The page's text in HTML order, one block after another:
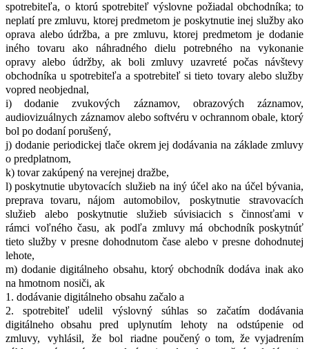
spotrebiteľa, o ktorú spotrebiteľ výslovne požiadal obchodníka; to
neplatí pre zmluvu, ktorej predmetom je poskytnutie inej služby ako
oprava alebo údržba, a pre zmluvu, ktorej predmetom je dodanie
iného
tovaru ako náhradného dielu potrebného na
vykonanie
opravy alebo údržby, ak boli zmluvy uzavreté počas návštevy
obchodníka u spotrebiteľa a spotrebiteľ si tieto tovary alebo služby
vopred neobjednal,
i) dodanie
zvukových záznamov, obrazových
záznamov,
audiovizuálnych záznamov alebo softvéru v ochrannom obale, ktorý
bol po dodaní porušený,
j) dodanie periodickej tlače okrem jej dodávania na základe zmluvy
o predplatnom,
k) tovar zakúpený na verejnej dražbe,
l) poskytnutie ubytovacích služieb na iný účel ako na účel bývania,
preprava
tovaru, nájom automobilov, poskytnutie
stravovacích
služieb
alebo poskytnutie služieb súvisiacich s činnosťami
v
rámci voľného času, ak podľa zmluvy má obchodník poskytnúť
tieto služby v presne dohodnutom čase alebo v presne dohodnutej
lehote,
m) dodanie digitálneho obsahu, ktorý obchodník dodáva inak ako
na hmotnom nosiči, ak
1. dodávanie digitálneho obsahu začalo a
2. spotrebiteľ
udelil výslovný súhlas so začatím
dodávania
digitálneho
obsahu pred uplynutím lehoty na odstúpenie
od
zmluvy,
vyhlásil, že bol riadne poučený o tom, že vyjadrením